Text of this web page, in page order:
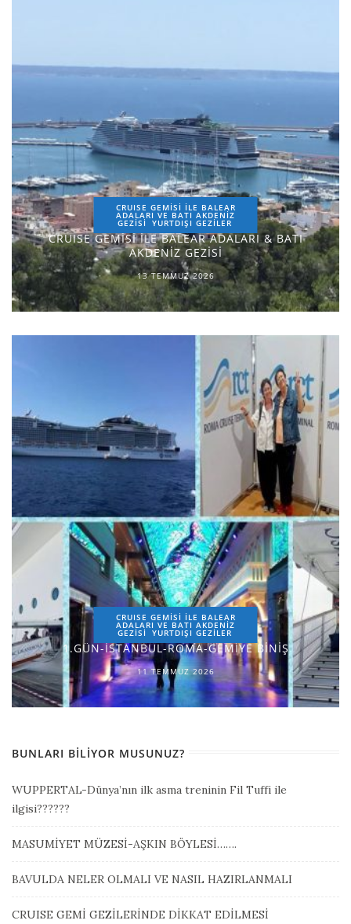
CRUISE GEMİSİ İLE BALEAR
ADALARI VE BATI AKDENİZ
GEZİSİ YURTDIŞI GEZILER
CRUISE GEMİSİ İLE BALEAR ADALARI & BATI
AKDENİZ GEZİSİ
13 TEMMUZ 2026
CRUISE GEMİSİ İLE BALEAR
ADALARI VE BATI AKDENİZ
GEZİSİ YURTDIŞI GEZILER
1.GÜN-İSTANBUL-ROMA-GEMİYE BİNİŞ
11 TEMMUZ 2026
BUNLARI BILIYOR MUSUNUZ?
WUPPERTAL-Dünya’nın ilk asma treninin Fil Tuffi ile
ilgisi??????
MASUMİYET MÜZESİ-AŞKIN BÖYLESİ…….
BAVULDA NELER OLMALI VE NASIL HAZIRLANMALI
CRUISE GEMİ GEZİLERİNDE DİKKAT EDİLMESİ